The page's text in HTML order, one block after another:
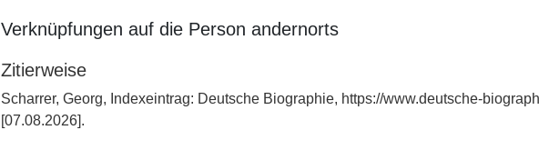
Verknüpfungen auf die Person andernorts
Zitierweise
Scharrer, Georg, Indexeintrag: Deutsche Biographie, https://www.deutsche-
[07.08.2026].